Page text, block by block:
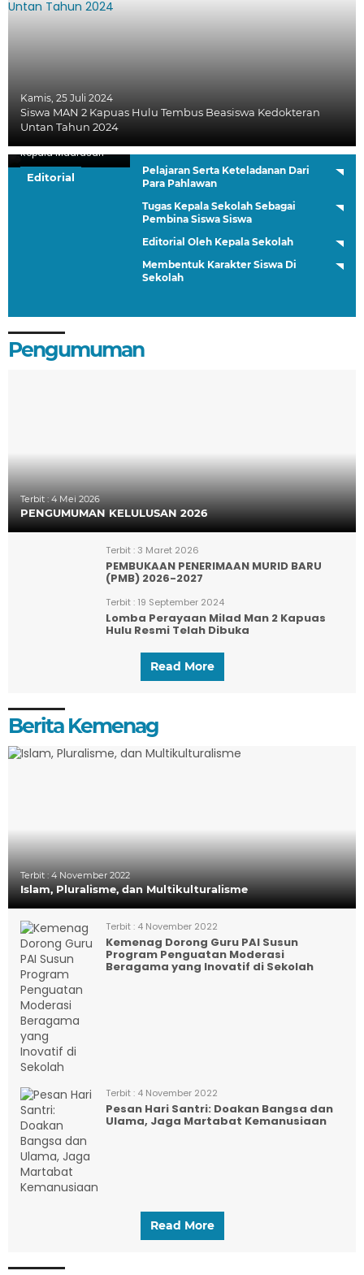
Kamis, 25 Juli 2024
Siswa MAN 2 Kapuas Hulu Tembus Beasiswa Kedokteran
Untan Tahun 2024
Editorial
Kepala Madrasah
Pelajaran Serta Keteladanan Dari
Para Pahlawan
Tugas Kepala Sekolah Sebagai
Pembina Siswa Siswa
Editorial Oleh Kepala Sekolah
Membentuk Karakter Siswa Di
Sekolah
Pengumuman
Terbit : 4 Mei 2026
PENGUMUMAN KELULUSAN 2026
Terbit : 3 Maret 2026
PEMBUKAAN PENERIMAAN MURID BARU
(PMB) 2026-2027
Terbit : 19 September 2024
Lomba Perayaan Milad Man 2 Kapuas
Hulu Resmi Telah Dibuka
Read More
Berita Kemenag
Terbit : 4 November 2022
Islam, Pluralisme, dan Multikulturalisme
Terbit : 4 November 2022
Kemenag Dorong Guru PAI Susun
Program Penguatan Moderasi
Beragama yang Inovatif di Sekolah
Terbit : 4 November 2022
Pesan Hari Santri: Doakan Bangsa dan
Ulama, Jaga Martabat Kemanusiaan
Read More